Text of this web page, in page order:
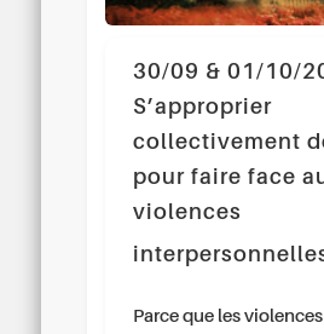
30/09 & 01/10/
S’approprier
collectivement
pour faire face
violences
Parce que les